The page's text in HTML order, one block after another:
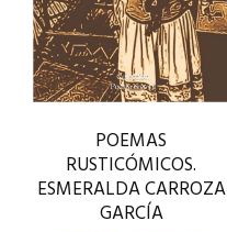
POEMAS
RUSTICÓMICOS.
ESMERALDA CARROZA
GARCÍA